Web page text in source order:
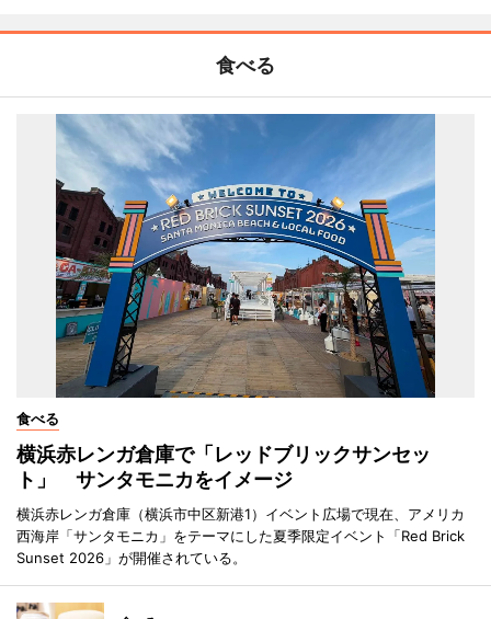
食べる
食べる
横浜赤レンガ倉庫で「レッドブリックサンセッ
ト」 サンタモニカをイメージ
横浜赤レンガ倉庫（横浜市中区新港1）イベント広場で現在、アメリカ
西海岸「サンタモニカ」をテーマにした夏季限定イベント「Red Brick
Sunset 2026」が開催されている。